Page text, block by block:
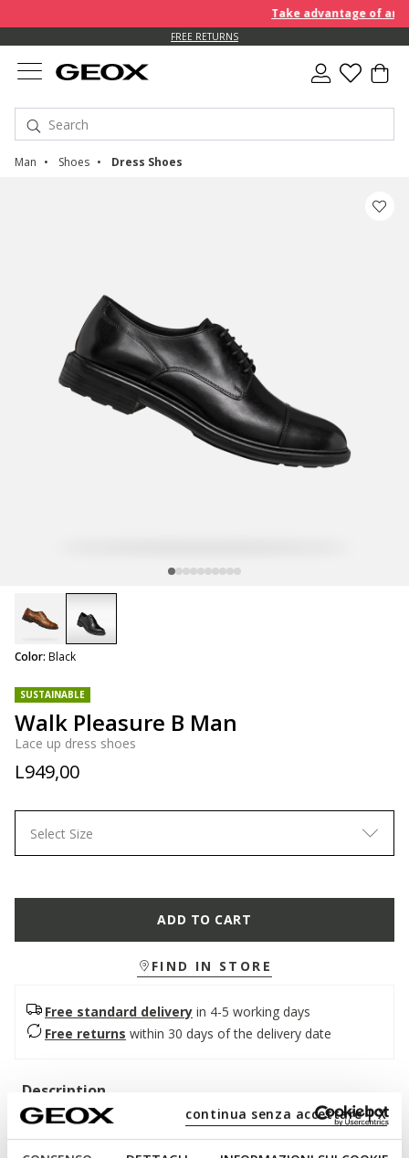
continua senza accettare | X
Take advantage of an
FREE RETURNS
Man Shoes Dress Shoes
SUSTAINABLE
Walk Pleasure B Man
Lace up dress shoes
L949,00
Color: Black
Select Size
ADD TO CART
FIND IN STORE
Free standard delivery in 4-5 working days
Free returns within 30 days of the delivery date
Description
A super-cushioned and breathable men's shoe, an authentic
blend of elegance and uncompromising comfort. In this